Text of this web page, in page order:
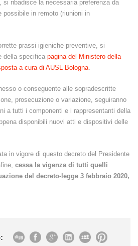
testo
si ribadisce la necessaria preferenza da
possibile in remoto (riunioni in
prassi igieniche preventive, si
della specifica pagina del Ministero della
a cura di AUSL Bologna
o conseguente alle sopradescritte
prosecuzione o variazione, seguiranno
a tutti i componenti e i rappresentanti della
disponibili nuovi atti e dispositivi delle
in vigore di questo decreto del Presidente
cessa la vigenza di tutti quelli
del decreto-legge 3 febbraio 2020,